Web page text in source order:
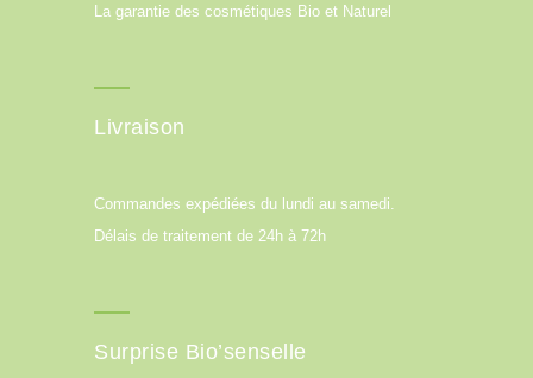
La garantie des cosmétiques Bio et Naturel
Livraison
Commandes expédiées du lundi au samedi.
Délais de traitement de 24h à 72h
Surprise Bio’senselle